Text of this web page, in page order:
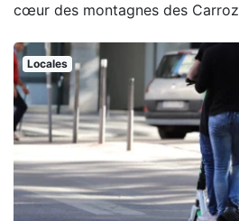
cœur des montagnes des Carroz
Locales